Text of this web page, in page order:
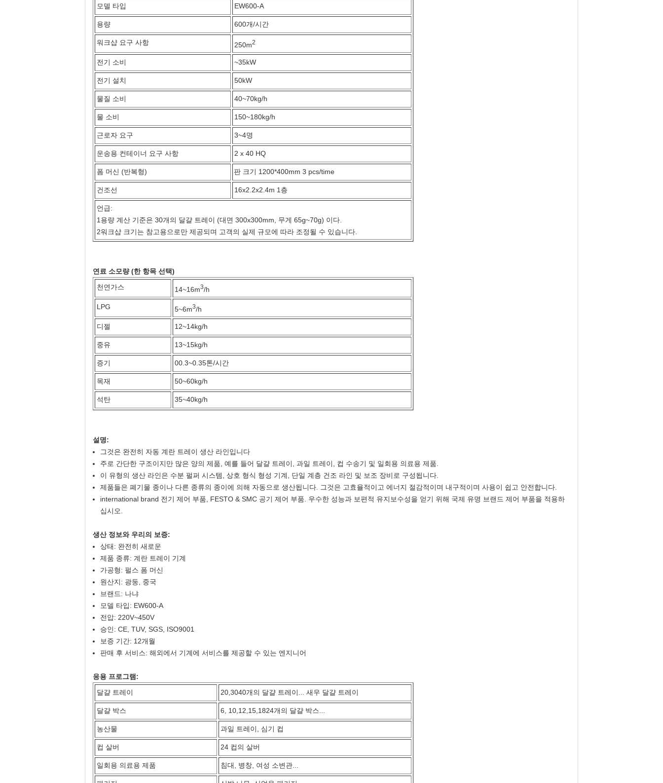
모델 타입
EW600-A
용량 600개/시간
워크샵 요구 사항 250m2
전기 소비 ~35kW
전기 설치 50kW
물질 소비 40~70kg/h
물 소비 150~180kg/h
근로자 요구 3~4명
운송용 컨테이너 요구 사항 2 x 40 HQ
폼 머신 (반복형) 판 크기 1200*400mm 3 pcs/time
건조선 16x2.2x2.4m 1층
언급:
1용량 계산 기준은 30개의 달걀 트레이 (대면 300x300mm, 무게 65g~70g) 이다.
2워크샵 크기는 참고용으로만 제공되며 고객의 실제 규모에 따라 조정될 수 있습니다.
연료 소모량 (한 항목 선택)
천연가스
14~16m3/h
LPG 5~6m3/h
디젤 12~14kg/h
중유 13~15kg/h
증기 00.3~0.35톤/시간
목재 50~60kg/h
석탄 35~40kg/h
설명:
그것은 완전히 자동 계란 트레이 생산 라인입니다
주로 간단한 구조이지만 많은 양의 제품, 예를 들어 달걀 트레이, 과일 트레이, 컵 수송기 및 일회용 의료용 제품.
이 유형의 생산 라인은 수분 펄퍼 시스템, 상호 형식 형성 기계, 단일 계층 건조 라인 및 보조 장비로 구성됩니다.
제품들은 폐기물 종이나 다른 종류의 종이에 의해 자동으로 생산됩니다. 그것은 고효율적이고 에너지 절감적이며 내구적이며 사용이 쉽고 안전합니다.
international brand 전기 제어 부품, FESTO & SMC 공기 제어 부품. 우수한 성능과 보편적 유지보수성을 얻기 위해 국제 유명 브랜드 제어 부품을 적용하
십시오.
생산 정보와 우리의 보증:
상태: 완전히 새로운
제품 종류: 계란 트레이 기계
가공형: 펄스 폼 머신
원산지: 광둥, 중국
브랜드: 나냐
모델 타입: EW600-A
전압: 220V~450V
승인: CE, TUV, SGS, ISO9001
보증 기간: 12개월
판매 후 서비스: 해외에서 기계에 서비스를 제공할 수 있는 엔지니어
응용 프로그램:
달걀 트레이
20,3040개의 달걀 트레이... 새우 달걀 트레이
달걀 박스 6, 10,12,15,1824개의 달걀 박스...
농산물 과일 트레이, 심기 컵
컵 살버 24 컵의 살버
일회용 의료용 제품 침대, 병창, 여성 소변관...